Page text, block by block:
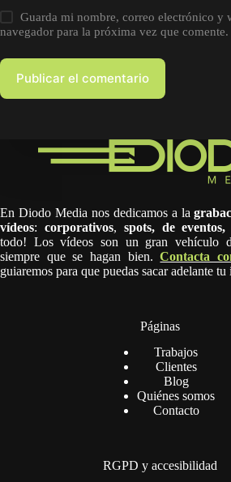
Guarda mi nombre, correo electrónico y
navegador para la próxima vez que comente.
Publicar el comentario
En Diodo Media nos dedicamos a la
vídeos: corporativos, spots, de
todo! Los vídeos son un gran vehículo
siempre que se hagan bien.Contacta
guiaremos para que puedas sacar adelante tu
Páginas
Trabajos
Clientes
Blog
Quiénes somos
Contacto
RGPD y accesibilidad